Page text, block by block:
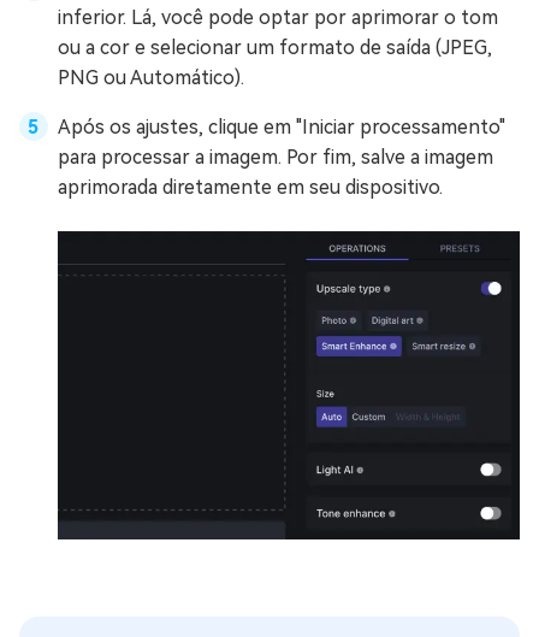
inferior. Lá, você pode optar por aprimorar o tom
ou a cor e selecionar um formato de saída (JPEG,
PNG ou Automático).
Após os ajustes, clique em "Iniciar processamento"
para processar a imagem. Por fim, salve a imagem
aprimorada diretamente em seu dispositivo.